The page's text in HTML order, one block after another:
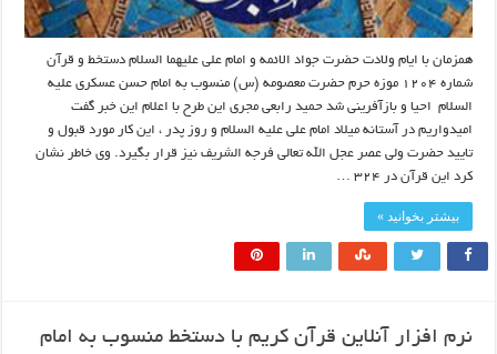
همزمان با ایام ولادت حضرت جواد الائمه و امام علی علیهما السلام دستخط و قرآن
شماره ۱۲۰۴ موزه حرم حضرت معصومه (س) منسوب به امام حسن عسکری علیه
السلام احیا و بازآفرینی شد حمید رابعی مجری این طرح با اعلام این خبر گفت
امیدواریم در آستانه میلاد امام علی علیه السلام و روز پدر ، این کار مورد قبول و
تایید حضرت ولی عصر عجل الله تعالی فرجه الشریف نیز قرار بگیرد. وی خاطر نشان
کرد این قرآن در ۳۲۴ …
بیشتر بخوانید »
نرم افزار آنلاین قرآن کریم با دستخط منسوب به امام